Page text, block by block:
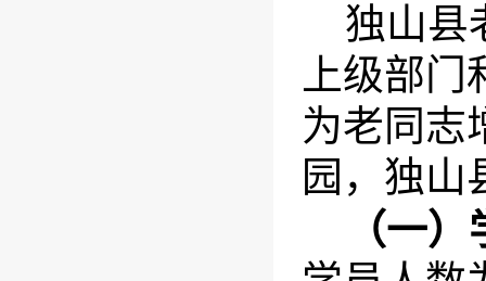
独山县
上级部
为老同志
园，独山
（一